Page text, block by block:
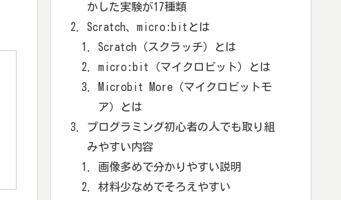
かした実験が17種類
Scratch、micro:bitとは
Scratch（スクラッチ）とは
micro:bit（マイクロビット）とは
Microbit More（マイクロビットモ
ア）とは
プログラミング初心者の人でも取り組
みやすい内容
画像多めで分かりやすい説明
材料少なめでそろえやすい